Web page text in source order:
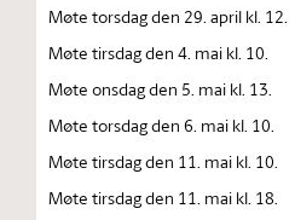
Møte torsdag den 29. april kl. 12.
Møte tirsdag den 4. mai kl. 10.
Møte onsdag den 5. mai kl. 13.
Møte torsdag den 6. mai kl. 10.
Møte tirsdag den 11. mai kl. 10.
Møte tirsdag den 11. mai kl. 18.